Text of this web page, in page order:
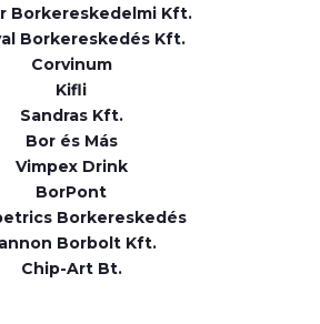
Borkereskedelmi Kft.
Borkereskedés Kft.
Corvinum
Kifli
Sandras Kft.
Bor és Más
Vimpex Drink
BorPont
Borkereskedés
Borbolt Kft.
Chip-Art Bt.